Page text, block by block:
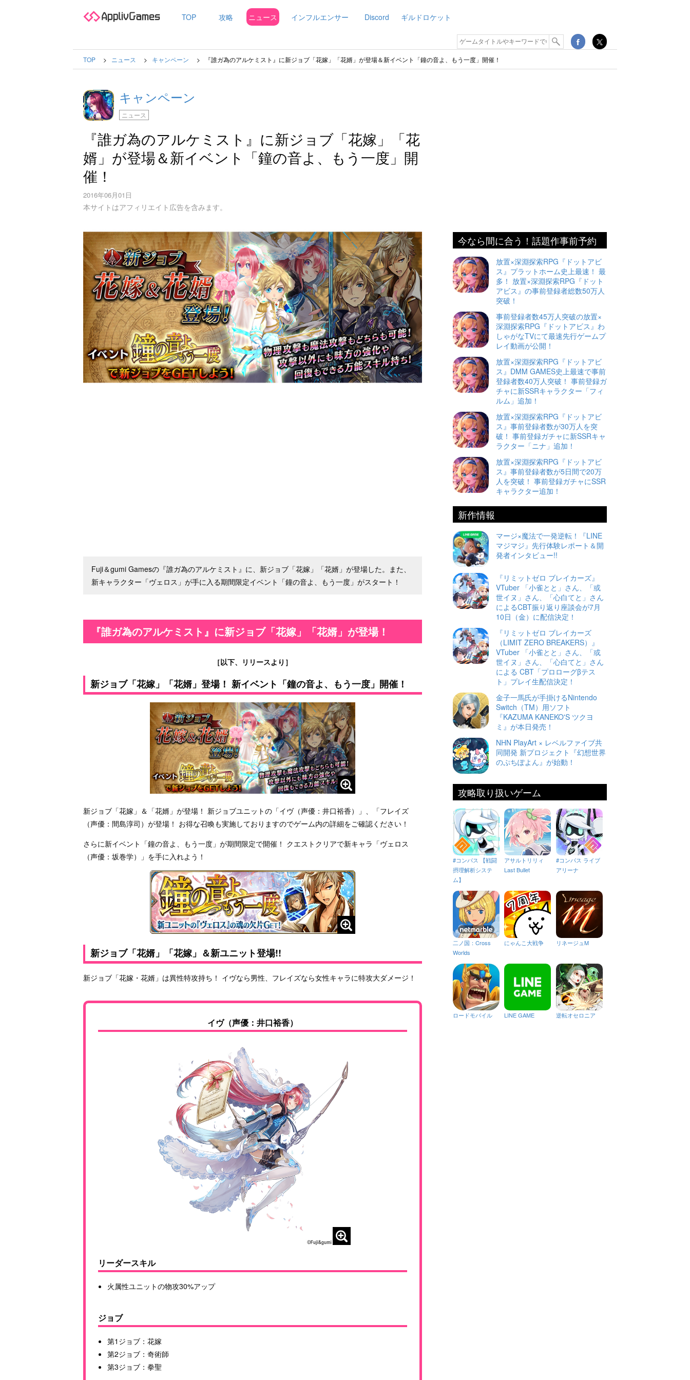
TOP 攻略 ニュース インフルエンサー Discord ギルドロケット
TOP ニュース キャンペーン 『誰ガ為のアルケミスト』に新ジョブ「花嫁」「花婿」が登場＆新イベント「鐘の音よ、もう一度」開催！
キャンペーン
ニュース
『誰ガ為のアルケミスト』に新ジョブ「花嫁」「花
婿」が登場＆新イベント「鐘の音よ、もう一度」開
催！
2016年06月01日
本サイトはアフィリエイト広告を含みます。
Fuji＆gumi Gamesの『誰ガ為のアルケミスト』に、新ジョブ「花嫁」「花婿」が登場した。また、
新キャラクター「ヴェロス」が手に入る期間限定イベント「鐘の音よ、もう一度」がスタート！
『誰ガ為のアルケミスト』に新ジョブ「花嫁」「花婿」が登場！
［以下、リリースより］
新ジョブ「花嫁」「花婿」登場！ 新イベント「鐘の音よ、もう一度」開催！
新ジョブ「花嫁」＆「花婿」が登場！ 新ジョブユニットの「イヴ（声優：井口裕香）」、「フレイズ
（声優：間島淳司）が登場！ お得な召喚も実施しておりますのでゲーム内の詳細をご確認ください！
さらに新イベント「鐘の音よ、もう一度」が期間限定で開催！ クエストクリアで新キャラ「ヴェロス
（声優：坂巻学）」を手に入れよう！
新ジョブ「花婿」「花嫁」＆新ユニット登場!!
新ジョブ「花嫁・花婿」は異性特攻持ち！ イヴなら男性、フレイズなら女性キャラに特攻大ダメージ！
イヴ（声優：井口裕香）
リーダースキル
火属性ユニットの物攻30%アップ
ジョブ
第1ジョブ：花嫁
第2ジョブ：奇術師
第3ジョブ：拳聖
今なら間に合う！話題作事前予約
放置×深淵探索RPG『ドットアビ
ス』プラットホーム史上最速！ 最
多！ 放置×深淵探索RPG『ドット
アビス』の事前登録者総数50万人
突破！
事前登録者数45万人突破の放置×
深淵探索RPG『ドットアビス』わ
しゃがなTVにて最速先行ゲームプ
レイ動画が公開！
放置×深淵探索RPG『ドットアビ
ス』DMM GAMES史上最速で事前
登録者数40万人突破！ 事前登録ガ
チャに新SSRキャラクター「フィ
ルム」追加！
放置×深淵探索RPG『ドットアビ
ス』事前登録者数が30万人を突
破！ 事前登録ガチャに新SSRキャ
ラクター「ニナ」追加！
放置×深淵探索RPG『ドットアビ
ス』事前登録者数が5日間で20万
人を突破！ 事前登録ガチャにSSR
キャラクター追加！
新作情報
マージ×魔法で一発逆転！『LINE
マジマジ』先行体験レポート＆開
発者インタビュー!!
『リミットゼロ ブレイカーズ』
VTuber 「小雀とと」さん、「或
世イヌ」さん、「心白てと」さん
によるCBT振り返り座談会が7月
10日（金）に配信決定！
『リミットゼロ ブレイカーズ
（LIMIT ZERO BREAKERS）』
VTuber 「小雀とと」さん、「或
世イヌ」さん、「心白てと」さん
による CBT「プロローグβテス
ト」プレイ生配信決定！
金子一馬氏が手掛けるNintendo
Switch（TM）用ソフト
『KAZUMA KANEKO'S ツクヨ
ミ』が本日発売！
NHN PlayArt × レベルファイブ共
同開発 新プロジェクト『幻想世界
のぷちぽよん』が始動！
攻略取り扱いゲーム
#コンパス 【戦闘
摂理解析システ
ム】
アサルトリリィ
Last Bullet
#コンパス ライブ
アリーナ
二ノ国：Cross
Worlds
にゃんこ大戦争 リネージュM
ロードモバイル LINE GAME 逆転オセロニア